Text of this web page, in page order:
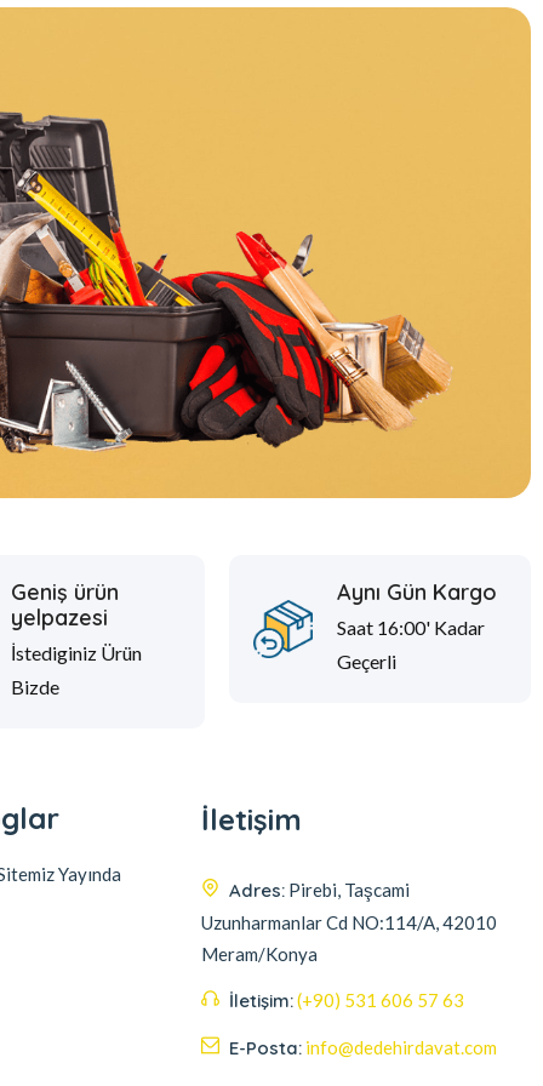
Geniş ürün
yelpazesi
İstediginiz Ürün
Bizde
Aynı Gün Kargo
Saat 16:00' Kadar
Geçerli
Yayında
İletişim
Adres: Pirebi, Taşcami
Uzunharmanlar Cd NO:114/A, 42010
Meram/Konya
İletişim:(+90) 531 606 57 63
E-Posta: info@dedehirdavat.com